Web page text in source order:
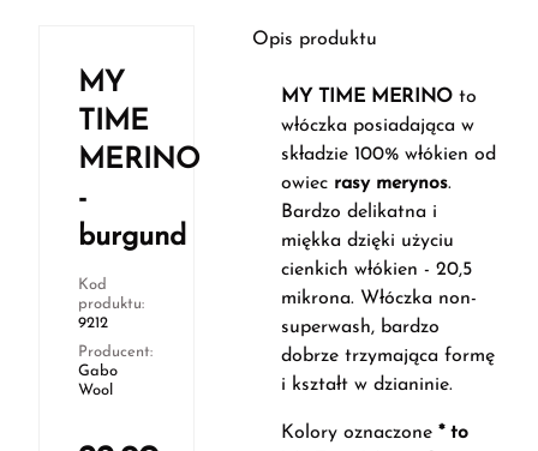
MY
TIME
MERINO
-
burgund
Kod
produktu:
9212
Producent:
Gabo
Wool
Opis produktu
MY TIME MERINO to
włóczka posiadająca w
składzie 100% włókien od
owiecrasy merynos.
Bardzo delikatna i
miękka dzięki użyciu
cienkich włókien - 20,5
mikrona. Włóczka non-
superwash, bardzo
dobrze trzymająca formę
i kształt w dzianinie.
Kolory oznaczone* to